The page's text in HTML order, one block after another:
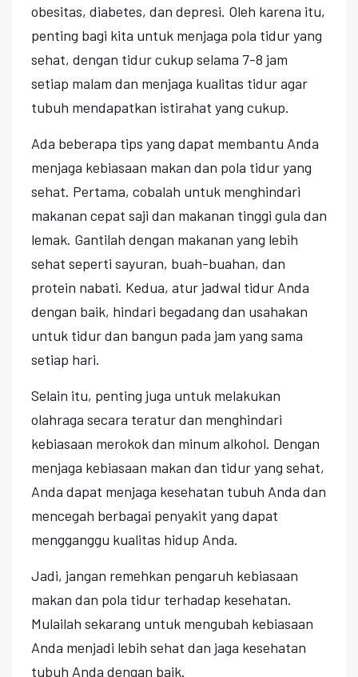
obesitas, diabetes, dan depresi. Oleh karena itu,
penting bagi kita untuk menjaga pola tidur yang
sehat, dengan tidur cukup selama 7-8 jam
setiap malam dan menjaga kualitas tidur agar
tubuh mendapatkan istirahat yang cukup.
Ada beberapa tips yang dapat membantu Anda
menjaga kebiasaan makan dan pola tidur yang
sehat. Pertama, cobalah untuk menghindari
makanan cepat saji dan makanan tinggi gula dan
lemak. Gantilah dengan makanan yang lebih
sehat seperti sayuran, buah-buahan, dan
protein nabati. Kedua, atur jadwal tidur Anda
dengan baik, hindari begadang dan usahakan
untuk tidur dan bangun pada jam yang sama
setiap hari.
Selain itu, penting juga untuk melakukan
olahraga secara teratur dan menghindari
kebiasaan merokok dan minum alkohol. Dengan
menjaga kebiasaan makan dan tidur yang sehat,
Anda dapat menjaga kesehatan tubuh Anda dan
mencegah berbagai penyakit yang dapat
mengganggu kualitas hidup Anda.
Jadi, jangan remehkan pengaruh kebiasaan
makan dan pola tidur terhadap kesehatan.
Mulailah sekarang untuk mengubah kebiasaan
Anda menjadi lebih sehat dan jaga kesehatan
tubuh Anda dengan baik.